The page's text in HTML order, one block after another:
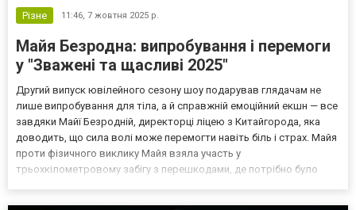
Різне 11:46, 7 жовтня 2025 р.
Майя Безродна: випробування і перемоги
у "Зважені та щасливі 2025"
Другий випуск ювілейного сезону шоу подарував глядачам не
лише випробування для тіла, а й справжній емоційний екшн — все
завдяки Майї Безродній, директорці ліцею з Китайгорода, яка
доводить, що сила волі може перемогти навіть біль і страх. Майя
проти фізичного виклику Майя взяла участь у
трьохкілометровому забігу з перешкодами, де потрібно було